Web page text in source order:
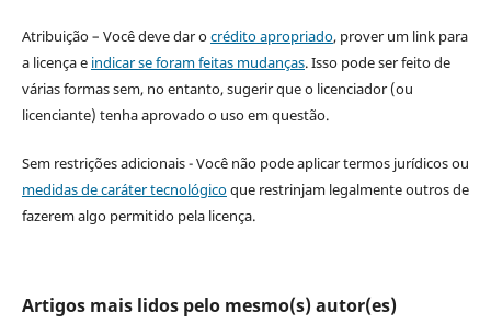
Atribuição – Você deve dar ocrédito apropriado, prover um link para
a licença e indicar se foram feitas mudanças. Isso pode ser feito de
várias formas sem, no entanto, sugerir que o licenciador (ou
licenciante) tenha aprovado o uso em questão.
Sem restrições adicionais - Você não pode aplicar termos jurídicos ou
medidas de caráter tecnológicoque restrinjam legalmente outros de
fazerem algo permitido pela licença.
Artigos mais lidos pelo mesmo(s) autor(es)